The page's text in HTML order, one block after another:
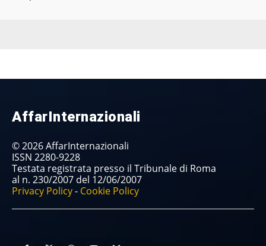
AffarInternazionali
© 2026 AffarInternazionali
ISSN 2280-9228
Testata registrata presso il Tribunale di Roma
al n. 230/2007 del 12/06/2007
Privacy Policy- Cookie Policy